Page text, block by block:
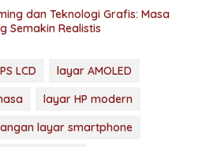
dan Teknologi Grafis: Masa
Semakin Realistis
LCD
layar AMOLED
layar HP modern
layar smartphone